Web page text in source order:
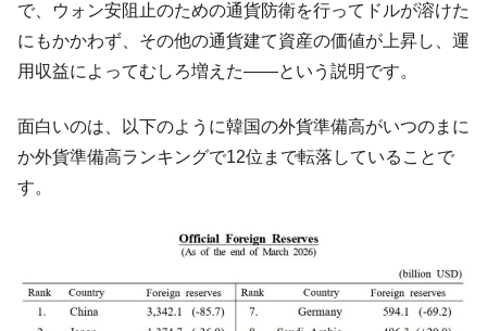
で、ウォン安阻止のための通貨防衛を行ってドルが溶けた
にもかかわず、その他の通貨建て資産の価値が上昇し、運
用収益によってむしろ増えた――という説明です。
面白いのは、以下のように韓国の外貨準備高がいつのまに
か外貨準備高ランキングで12位まで転落していることで
す。